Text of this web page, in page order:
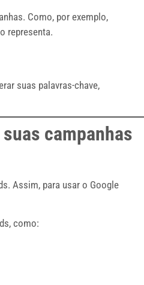
Como, por exemplo,
representa.
suas palavras-chave,
campanhas
Assim, para usar o Google
como: